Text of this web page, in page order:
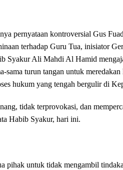
pernyataan kontroversial Gus
terhadap Guru Tua, inisiator
Syakur Ali Mahdi Al Hamid
sama turun tangan untuk meredakan
hukum yang tengah bergulir di
tidak terprovokasi, dan
Habib Syakur, hari ini.
pihak untuk tidak mengambil